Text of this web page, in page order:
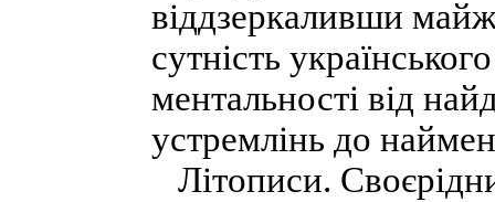
віддзеркаливши
сутність
ментальності від
устремлінь до
Літописи.